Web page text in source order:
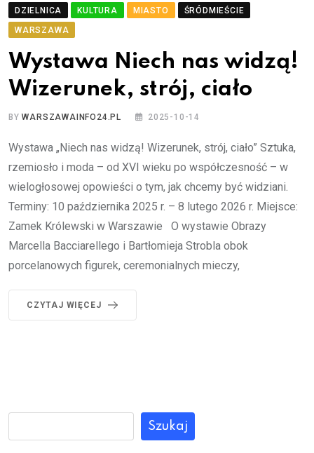
DZIELNICA KULTURA MIASTO
ŚRÓDMIEŚCIE
WARSZAWA
Wystawa Niech nas widzą!
Wizerunek, strój, ciało
BYWARSZAWAINFO24.PL 2025-10-14
Wystawa „Niech nas widzą! Wizerunek, strój, ciało” Sztuka,
rzemiosło i moda – od XVI wieku po współczesność – w
wielogłosowej opowieści o tym, jak chcemy być widziani.
Terminy: 10 października 2025 r. – 8 lutego 2026 r. Miejsce:
Zamek Królewski w Warszawie O wystawie Obrazy
Marcella Bacciarellego i Bartłomieja Strobla obok
porcelanowych figurek, ceremonialnych mieczy,
CZYTAJ WIĘCEJ
Szukaj